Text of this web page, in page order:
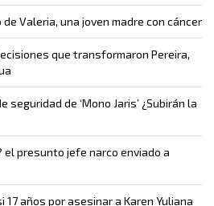
Valeria, una joven madre con cáncer
que transformaron Pereira,
seguridad de ‘Mono Jaris’ ¿Subirán la
el presunto jefe narco enviado a
17 años por asesinar a Karen Yuliana